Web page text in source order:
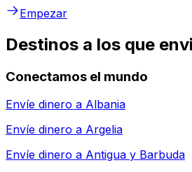
Empezar
Destinos a los que
Conectamos el mundo
Envíe dinero a Albania
Envíe dinero a Argelia
Envíe dinero a Antigua y Barbuda